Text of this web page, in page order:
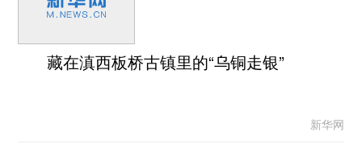
藏在滇西板桥古镇里的“乌铜走银”
新华网